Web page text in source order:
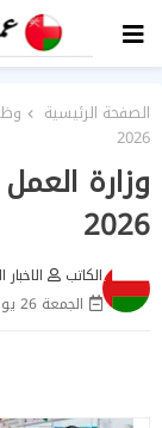
الصفحة الرئيسية
2026
وزارة
2026
الكاتب
الجمعة 26 يونيو 2026